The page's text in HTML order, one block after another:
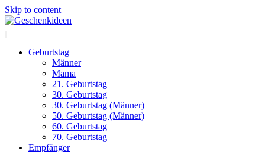
Skip to content
Geburtstag
Männer
Mama
21. Geburtstag
30. Geburtstag
30. Geburtstag (Männer)
50. Geburtstag (Männer)
60. Geburtstag
70. Geburtstag
Empfänger